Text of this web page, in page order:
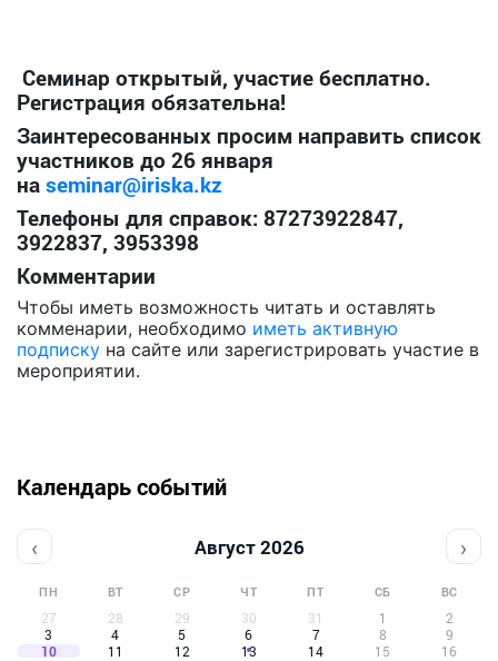
Семинар открытый, участие бесплатно.
Регистрация обязательна!
Заинтересованных просим направить список
участников до 26 января
на seminar@iriska.kz
Телефоны для справок: 87273922847,
3922837, 3953398
Комментарии
Чтобы иметь возможность читать и оставлять
комменарии, необходимо иметь активную
подписку на сайте или зарегистрировать участие в
мероприятии.
Календарь событий
‹ Август 2026 ›
ПН ВТ СР ЧТ ПТ СБ ВС
27 28 29 30 31 1
2
3
4 5 6 7 8
9
10
11 12 13 14 15
16